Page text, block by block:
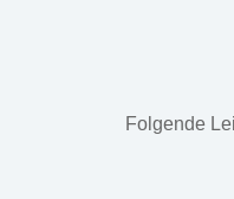
Folgende